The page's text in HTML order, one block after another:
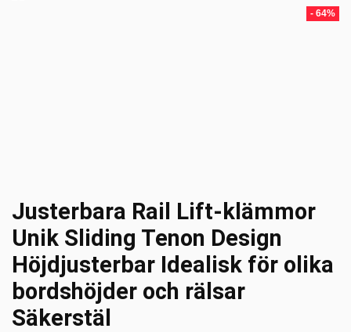
- 64%
Justerbara Rail Lift-klämmor
Unik Sliding Tenon Design
Höjdjusterbar Idealisk för olika
bordshöjder och rälsar
Säkerstäl